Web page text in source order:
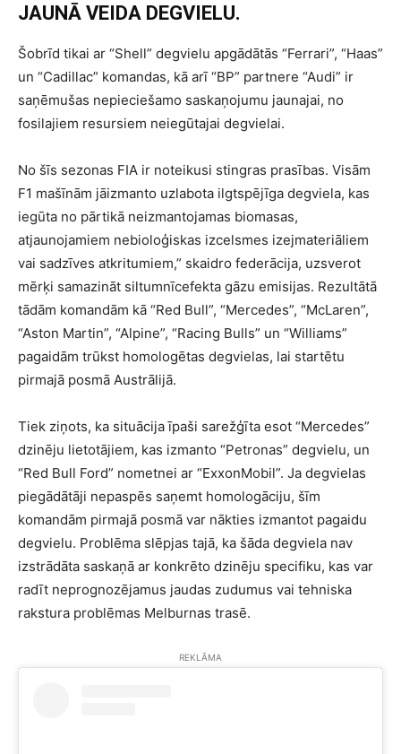
JAUNĀ VEIDA DEGVIELU.
Šobrīd tikai ar “Shell” degvielu apgādātās “Ferrari”, “Haas”
un “Cadillac” komandas, kā arī “BP” partnere “Audi” ir
saņēmušas nepieciešamo saskaņojumu jaunajai, no
fosilajiem resursiem neiegūtajai degvielai.
No šīs sezonas FIA ir noteikusi stingras prasības. Visām
F1 mašīnām jāizmanto uzlabota ilgtspējīga degviela, kas
iegūta no pārtikā neizmantojamas biomasas,
atjaunojamiem nebioloģiskas izcelsmes izejmateriāliem
vai sadzīves atkritumiem,” skaidro federācija, uzsverot
mērķi samazināt siltumnīcefekta gāzu emisijas. Rezultātā
tādām komandām kā “Red Bull”, “Mercedes”, “McLaren”,
“Aston Martin”, “Alpine”, “Racing Bulls” un “Williams”
pagaidām trūkst homologētas degvielas, lai startētu
pirmajā posmā Austrālijā.
Tiek ziņots, ka situācija īpaši sarežģīta esot “Mercedes”
dzinēju lietotājiem, kas izmanto “Petronas” degvielu, un
“Red Bull Ford” nometnei ar “ExxonMobil”. Ja degvielas
piegādātāji nepaspēs saņemt homologāciju, šīm
komandām pirmajā posmā var nākties izmantot pagaidu
degvielu. Problēma slēpjas tajā, ka šāda degviela nav
izstrādāta saskaņā ar konkrēto dzinēju specifiku, kas var
radīt neprognozējamus jaudas zudumus vai tehniska
rakstura problēmas Melburnas trasē.
REKLĀMA